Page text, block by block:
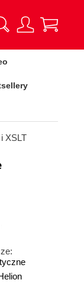
XSLT